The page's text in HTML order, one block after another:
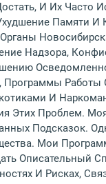
И Их
Памяти
Надзора,
Программы
И
Этих Проблем.
Подсказок.
Мои
Описательный
И Рисках,